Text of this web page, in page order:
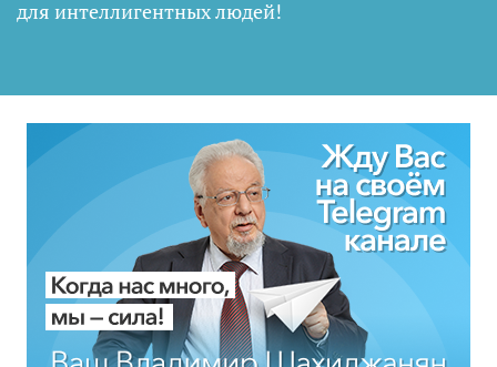
для интеллигентных людей!